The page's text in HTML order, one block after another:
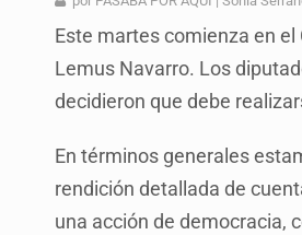
Aseguran
Asume
Policías
Este martes comienza en
Lemus Navarro. Los
decidieron que debe
En términos generales
rendición detallada de
una acción de democracia,